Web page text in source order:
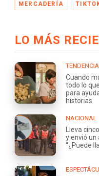
MERCADERÍA
LO MÁS
Cuando
todo lo
para
historias
NACIONAL
Lleva
y envió un
“¿Puede